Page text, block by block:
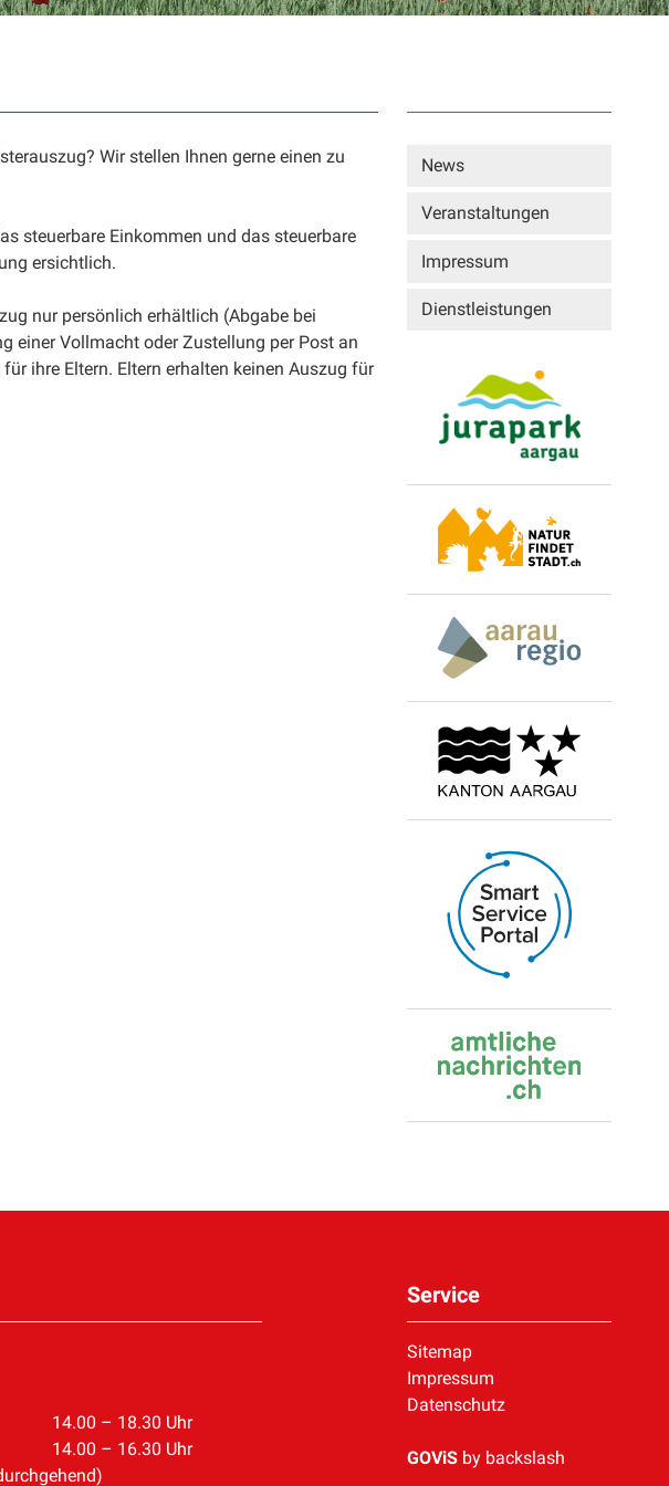
Wir stellen Ihnen gerne einen zu
steuerbare Einkommen und das steuerbare
ersichtlich.
nur persönlich erhältlich (Abgabe bei
einer Vollmacht oder Zustellung per Post an
ihre Eltern. Eltern erhalten keinen Auszug für
Sidebar
News
Veranstaltungen
Impressum
Dienstleistungen
14.00 – 18.30 Uhr
14.00 – 16.30 Uhr
Service
Sitemap
Impressum
Datenschutz
GOViSby backslash